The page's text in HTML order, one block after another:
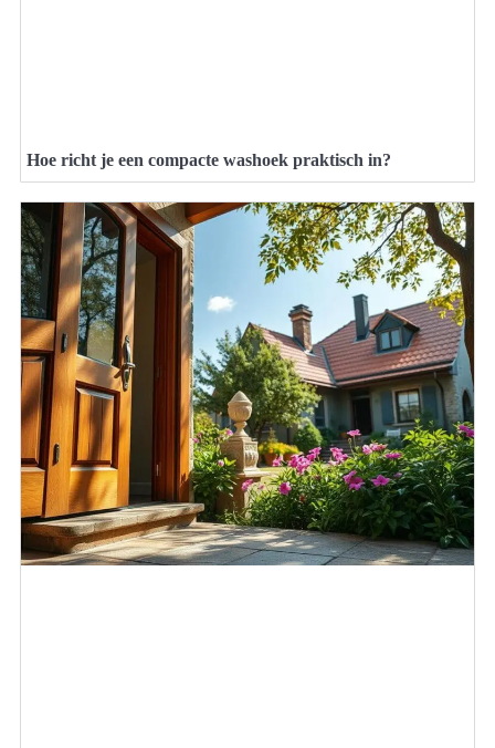
Hoe richt je een compacte washoek praktisch in?